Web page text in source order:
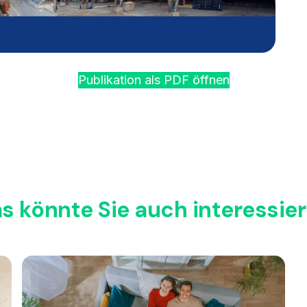
Publikation als PDF öffnen
könnte Sie auch